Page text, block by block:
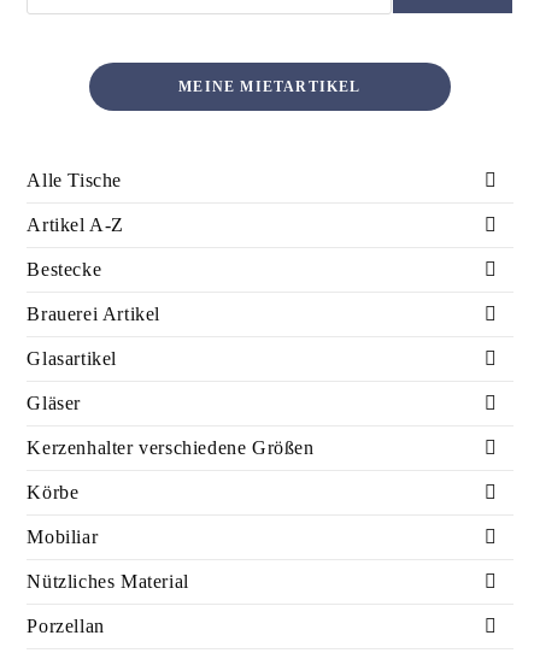
MEINE MIETARTIKEL
Alle Tische
Artikel A-Z
Bestecke
Brauerei Artikel
Glasartikel
Gläser
Kerzenhalter verschiedene Größen
Körbe
Mobiliar
Nützliches Material
Porzellan